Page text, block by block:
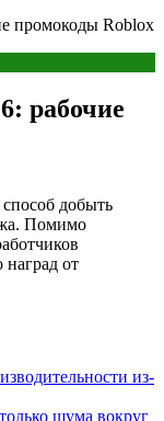
промокоды Roblox
рабочие
добыть
Помимо
от
из-
шума вокруг